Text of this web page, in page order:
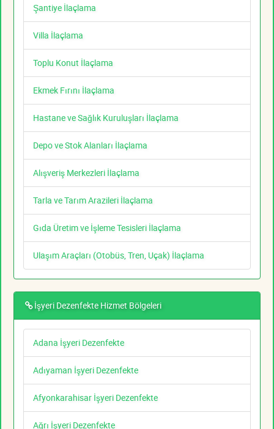
Şantiye İlaçlama
Villa İlaçlama
Toplu Konut İlaçlama
Ekmek Fırını İlaçlama
Hastane ve Sağlık Kuruluşları İlaçlama
Depo ve Stok Alanları İlaçlama
Alışveriş Merkezleri İlaçlama
Tarla ve Tarım Arazileri İlaçlama
Gıda Üretim ve İşleme Tesisleri İlaçlama
Ulaşım Araçları (Otobüs, Tren, Uçak) İlaçlama
İşyeri Dezenfekte Hizmet Bölgeleri
Adana İşyeri Dezenfekte
Adıyaman İşyeri Dezenfekte
Afyonkarahisar İşyeri Dezenfekte
Ağrı İşyeri Dezenfekte